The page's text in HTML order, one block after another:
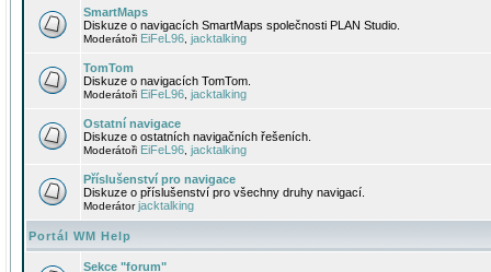
SmartMaps
Diskuze o navigacích SmartMaps společnosti PLAN Studio.
Moderátoři EiFeL96 jacktalking
TomTom
Diskuze o navigacích TomTom.
Moderátoři EiFeL96 jacktalking
Ostatní navigace
Diskuze o ostatních navigačních řešeních.
Moderátoři EiFeL96 jacktalking
Příslušenství pro navigace
Diskuze o příslušenství pro všechny druhy navigací.
Moderátorjacktalking
Portál WM Help
Sekce "forum"